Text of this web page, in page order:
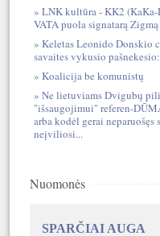
LNK kultūra - KK2
VATA puola signatarą
Keletas Leonido Donskio
savaites vykusio pašnekesio:
Koalicija be komunistų
Ne lietuviams Dvigubų
"išsaugojimui" referen-
arba kodėl gerai neparuošęs
neįviliosi...
Nuomonės
SPARČIAI AUGA